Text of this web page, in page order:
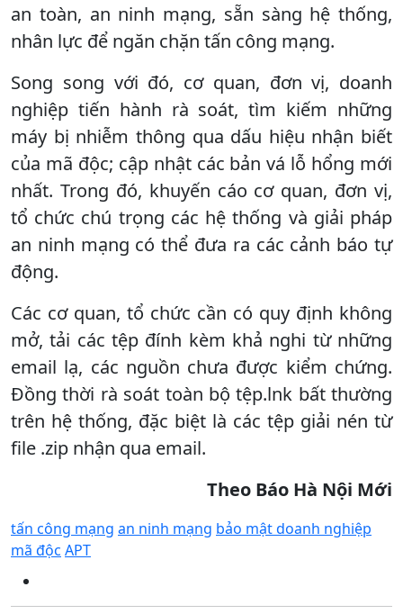
an toàn, an ninh mạng, sẵn sàng hệ thống,
nhân lực để ngăn chặn tấn công mạng.
Song song với đó, cơ quan, đơn vị, doanh
nghiệp tiến hành rà soát, tìm kiếm những
máy bị nhiễm thông qua dấu hiệu nhận biết
của mã độc; cập nhật các bản vá lỗ hổng mới
nhất. Trong đó, khuyến cáo cơ quan, đơn vị,
tổ chức chú trọng các hệ thống và giải pháp
an ninh mạng có thể đưa ra các cảnh báo tự
động.
Các cơ quan, tổ chức cần có quy định không
mở, tải các tệp đính kèm khả nghi từ những
email lạ, các nguồn chưa được kiểm chứng.
Đồng thời rà soát toàn bộ tệp.lnk bất thường
trên hệ thống, đặc biệt là các tệp giải nén từ
file .zip nhận qua email.
Theo Báo Hà Nội Mới
tấn công mạng an ninh mạng bảo mật doanh nghiệp
mã độc APT